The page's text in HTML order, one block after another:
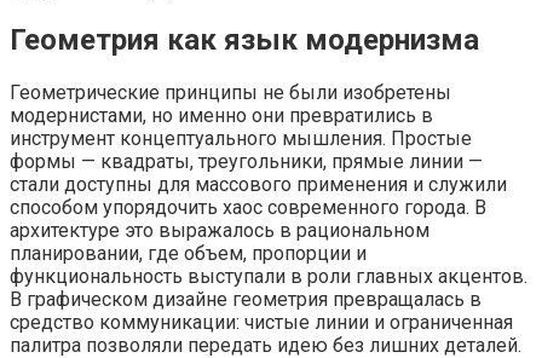
Геометрия как язык модернизма
Геометрические принципы не были изобретены
модернистами, но именно они превратились в
инструмент концептуального мышления. Простые
формы — квадраты, треугольники, прямые линии —
стали доступны для массового применения и служили
способом упорядочить хаос современного города. В
архитектуре это выражалось в рациональном
планировании, где объем, пропорции и
функциональность выступали в роли главных акцентов.
В графическом дизайне геометрия превращалась в
средство коммуникации: чистые линии и ограниченная
палитра позволяли передать идею без лишних деталей.